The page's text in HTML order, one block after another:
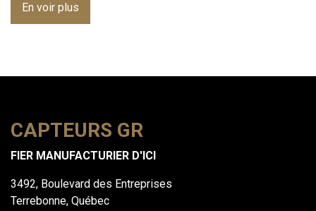
En voir plus
CAPTEURS GR
FIER MANUFACTURIER D'ICI
3492, Boulevard des Entreprises
Terrebonne, Québec